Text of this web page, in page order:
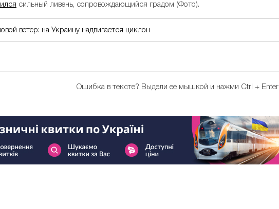
сильный ливень, сопровождающийся градом (Фото).
ветер: на Украину надвигается циклон
Ошибка в тексте? Выдели ее мышкой и нажми Ctrl + Enter